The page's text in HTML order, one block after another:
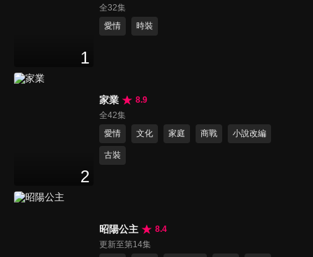
1
全32集
愛情
時裝
2
家業
8.9
全42集
愛情
文化 家庭 商戰 小說改編
古裝
昭陽公主
8.4
更新至第14集